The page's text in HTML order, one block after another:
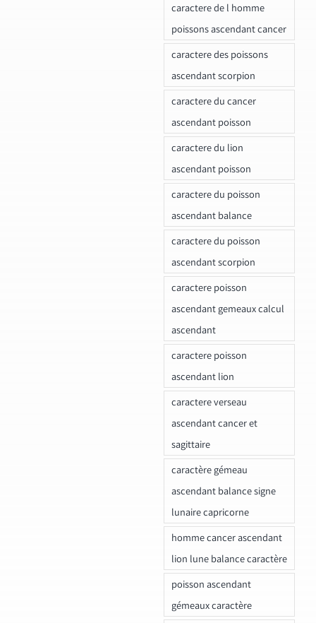
caractere de l homme
poissons ascendant cancer
caractere des poissons
ascendant scorpion
caractere du cancer
ascendant poisson
caractere du lion
ascendant poisson
caractere du poisson
ascendant balance
caractere du poisson
ascendant scorpion
caractere poisson
ascendant gemeaux calcul
ascendant
caractere poisson
ascendant lion
caractere verseau
ascendant cancer et
sagittaire
caractère gémeau
ascendant balance signe
lunaire capricorne
homme cancer ascendant
lion lune balance caractère
poisson ascendant
gémeaux caractère